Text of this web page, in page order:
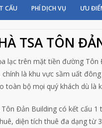
CẤU PHÍ DỊCH VỤ ƯU
TSA TÔN
lạc trên mặt tiền đường
là khu vực sầm uất
bộ mọi quý khách dù là
Tôn Đản Building có kết cấu
diện tích thuê đa dạng